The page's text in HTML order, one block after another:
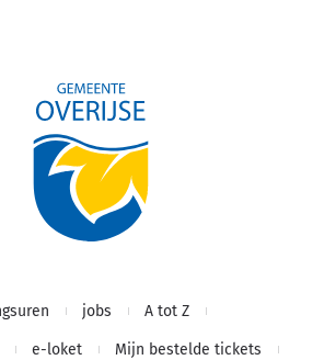
inhoud
jobs A tot Z
e-loket Mijn bestelde tickets